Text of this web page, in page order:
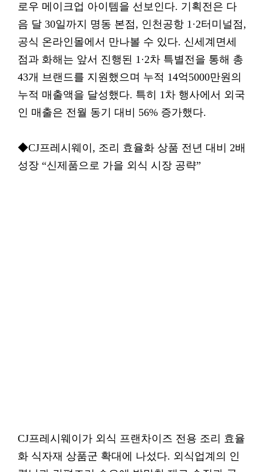
로우 메이크업 아이템을 선보인다. 기획전은 다
음 달 30일까지 명동 본점, 인천공항 1·2터미널점,
공식 온라인몰에서 만나볼 수 있다. 신세계면세
점과 화해는 앞서 진행된 1·2차 특별전을 통해 총
43개 브랜드를 지원했으며 누적 14억5000만원의
누적 매출액을 달성했다. 특히 1차 행사에서 외국
인 매출은 전월 동기 대비 56% 증가했다.
◆CJ프레시웨이, 조리 효율화 상품 전년 대비 2배
성장 “신제품으로 가을 외식 시장 공략”
CJ프레시웨이가 외식 프랜차이즈 전용 조리 효율
화 식자재 상품군 확대에 나섰다. 외식업계의 인